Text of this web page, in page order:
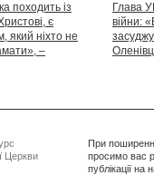
походить із
є
який ніхто не
–
Глава
війни:
Церкви
При
просимо вас
публікації на